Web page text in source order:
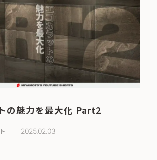
の魅力を最大化 Part2
2025.02.03